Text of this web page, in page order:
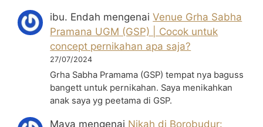
ibu. Endah mengenaiVenue Grha Sabha
Pramana UGM (GSP) | Cocok untuk
concept pernikahan apa saja?
27/07/2024
Grha Sabha Pramama (GSP) tempat nya baguss
bangett untuk pernikahan. Saya menikahkan
anak saya yg peetama di GSP.
Maya mengenai Nikah di Borobudur: